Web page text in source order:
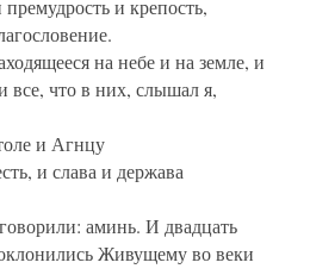
и крепость,
на небе и на земле, и
все, что в них, слышал я,
и Агнцу
и слава и держава
аминь. И двадцать
Живущему во веки